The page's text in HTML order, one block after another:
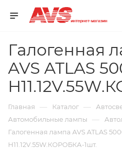
Галогенная
AVS ATLAS
Главная — Каталог —
Автомобильные лампы —
Галогенная лампа AVS ATLAS
H11.12V.55W.КОРОБКА-1шт.